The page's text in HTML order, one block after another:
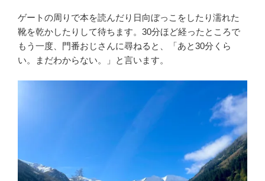
ゲートの周りで本を読んだり日向ぼっこをしたり濡れた
靴を乾かしたりして待ちます。30分ほど経ったところで
もう一度、門番おじさんに尋ねると、「あと30分くら
い。まだわからない。」と言います。